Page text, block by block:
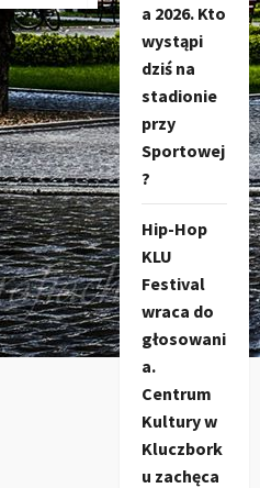
a 2026. Kto
wystąpi
dziś na
stadionie
przy
Sportowej
?
Hip-Hop
KLU
Festival
wraca do
głosowani
a.
Centrum
Kultury w
Kluczbork
u zachęca